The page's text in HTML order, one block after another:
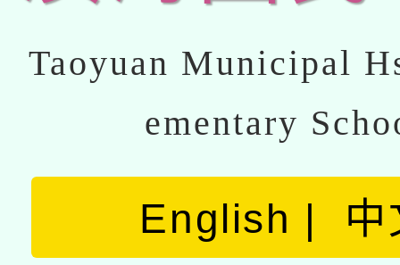
Taoyuan Municipal
ementary
English 中